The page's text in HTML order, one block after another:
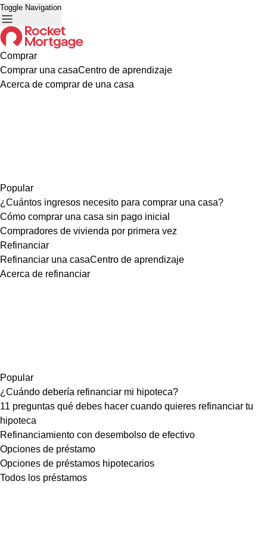
Toggle Navigation
Comprar
Comprar una casaCentro de aprendizaje
Acerca de comprar de una casa
Popular
¿Cuántos ingresos necesito para comprar una casa?
Cómo comprar una casa sin pago inicial
Compradores de vivienda por primera vez
Refinanciar
Refinanciar una casaCentro de aprendizaje
Acerca de refinanciar
Popular
¿Cuándo debería refinanciar mi hipoteca?
11 preguntas qué debes hacer cuando quieres refinanciar tu
hipoteca
Refinanciamiento con desembolso de efectivo
Opciones de préstamo
Opciones de préstamos hipotecarios
Todos los préstamos